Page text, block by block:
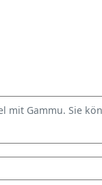
mit Gammu. Sie